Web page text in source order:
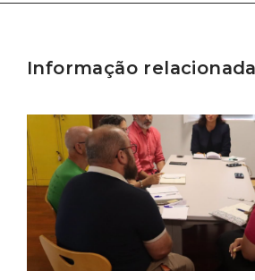
Informação relacionada